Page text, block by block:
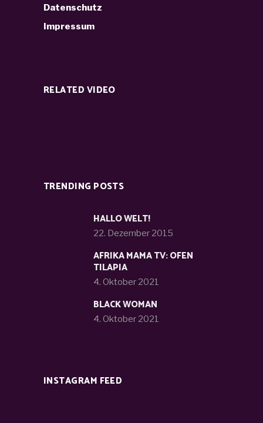
Datenschutz
Impressum
RELATED VIDEO
TRENDING POSTS
HALLO WELT!
22. Dezember 2015
AFRIKA MAMA TV: OFEN
TILAPIA
4. Oktober 2021
BLACK WOMAN
4. Oktober 2021
INSTAGRAM FEED